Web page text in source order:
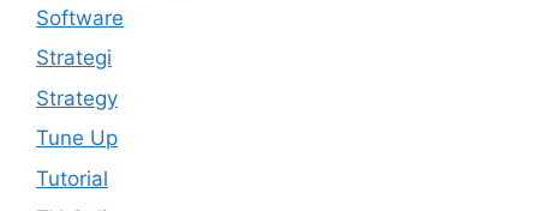
Software
Strategi
Strategy
Tune Up
Tutorial